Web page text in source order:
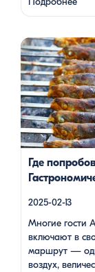
Дживана
Многие гости
включают в
маршрут — один
воздух,
же, местная
— знаменитый
полуострове, а
не менее […]
Где
2025-02-13
Многие гости
включают в
маршрут —
воздух,